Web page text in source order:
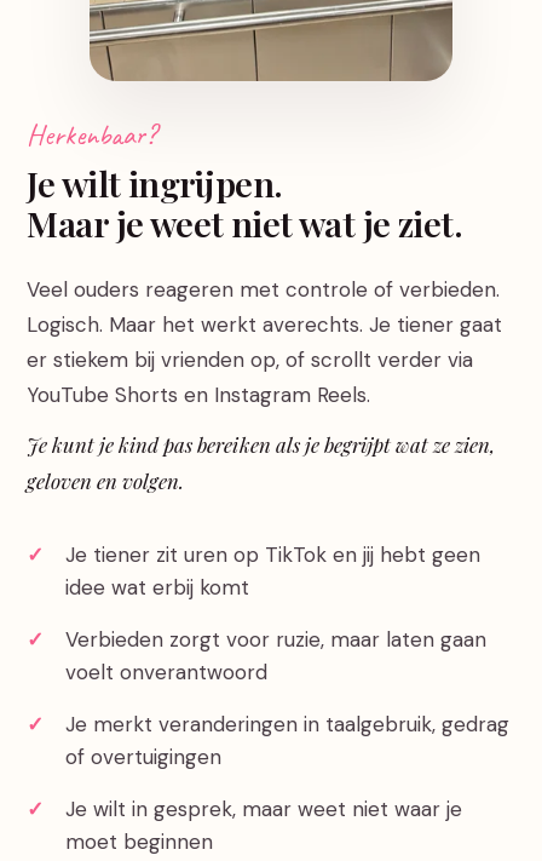
Herkenbaar?
Je wilt ingrijpen.
Maar je weet niet wat je ziet.
Veel ouders reageren met controle of verbieden.
Logisch. Maar het werkt averechts. Je tiener gaat
er stiekem bij vrienden op, of scrollt verder via
YouTube Shorts en Instagram Reels.
Je kunt je kind pas bereiken als je begrijpt wat ze zien,
geloven en volgen.
Je tiener zit uren op TikTok en jij hebt geen
idee wat erbij komt
Verbieden zorgt voor ruzie, maar laten gaan
voelt onverantwoord
Je merkt veranderingen in taalgebruik, gedrag
of overtuigingen
Je wilt in gesprek, maar weet niet waar je
moet beginnen